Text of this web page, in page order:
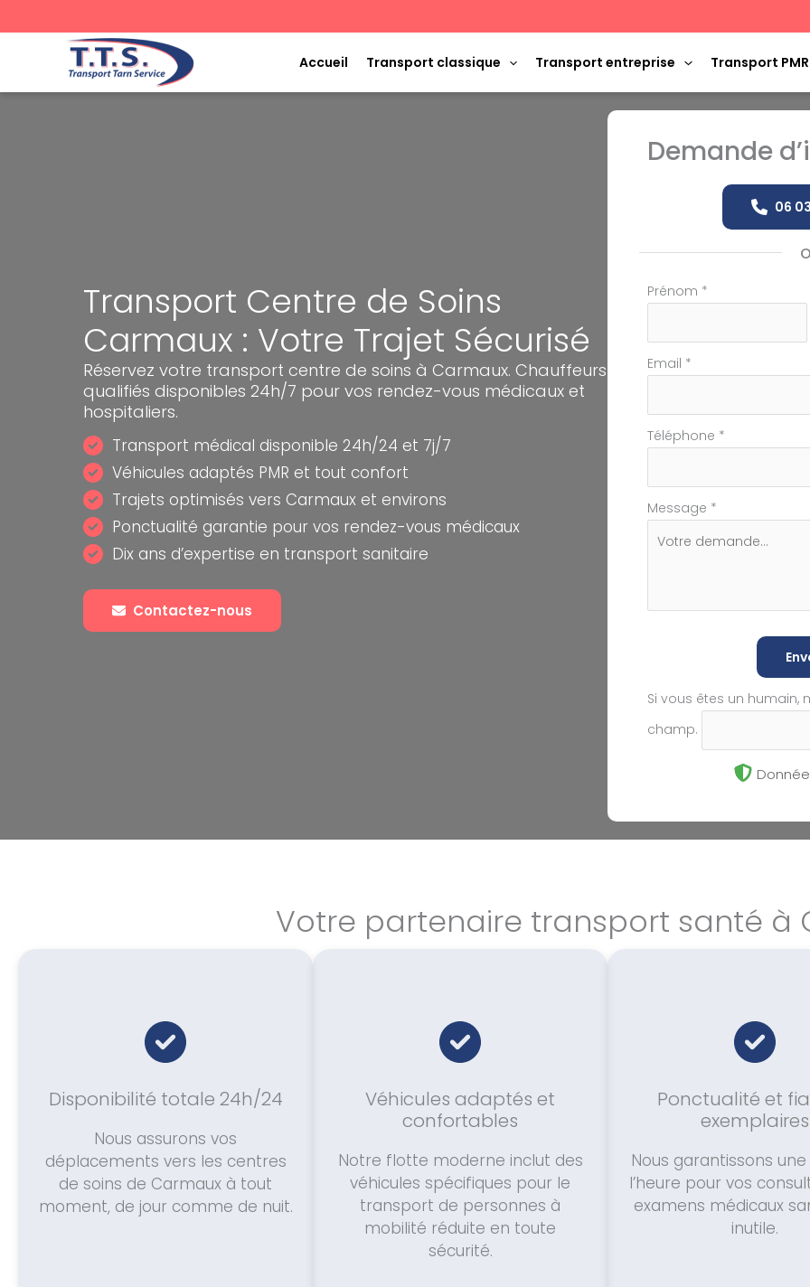
au
Accueil Transport classique Transport entreprise Transport PMR
Transport Centre de Soins
Carmaux : Votre Trajet Sécurisé
Réservez votre transport centre de soins à Carmaux. Chauffeurs
qualifiés disponibles 24h/7 pour vos rendez-vous médicaux et
hospitaliers.
Transport médical disponible 24h/24 et 7j/7
Véhicules adaptés PMR et tout confort
Trajets optimisés vers Carmaux et environs
Ponctualité garantie pour vos rendez-vous médicaux
Dix ans d’expertise en transport sanitaire
Contactez-nous
Demande
06
Formulaire
téléphone
Prénom *
Email *
Téléphone *
Message *
Si vous êtes un humain,
champ.
Votre partenaire transport santé à
Disponibilité totale 24h/24
Nous assurons vos
déplacements vers les centres
de soins de Carmaux à tout
moment, de jour comme de nuit.
Véhicules adaptés et
confortables
Notre flotte moderne inclut des
véhicules spécifiques pour le
transport de personnes à
mobilité réduite en toute
sécurité.
Ponctualité et
exemplaires
Nous garantissons
l’heure pour vos
examens médicaux
inutile.